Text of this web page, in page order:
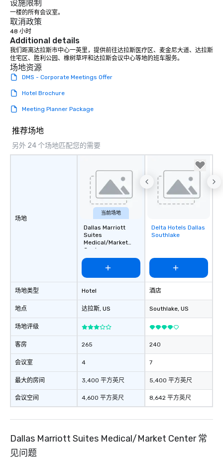
设施限制
一楼的所有会议室。
取消政策
48 小时
Additional details
我们距离达拉斯市中心一英里，提供前往达拉斯医疗区、麦金尼大道、达拉斯
住宅区、胜利公园、橡树草坪和达拉斯会议中心等地的班车服务。
场地资源
DMS - Corporate Meetings Offer
Hotel Brochure
Meeting Planner Package
推荐场地
另外 24 个场地匹配您的需要
场地
场地类型
地点
场地评级
客房
会议室
最大的房间
会议空间
当前场地
Dallas Marriott
Suites
Medical/Market
Center
Hotel
达拉斯, US
265
4
3,400 平方英尺
4,600 平方英尺
Removed from
favorites
Delta Hotels Dallas
Southlake
酒店
Southlake, US
240
7
5,400 平方英尺
8,642 平方英尺
Dallas Marriott Suites Medical/Market Center 常
见问题